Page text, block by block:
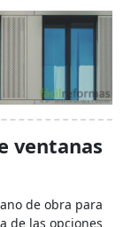
ventanas
de obra para
de las opciones